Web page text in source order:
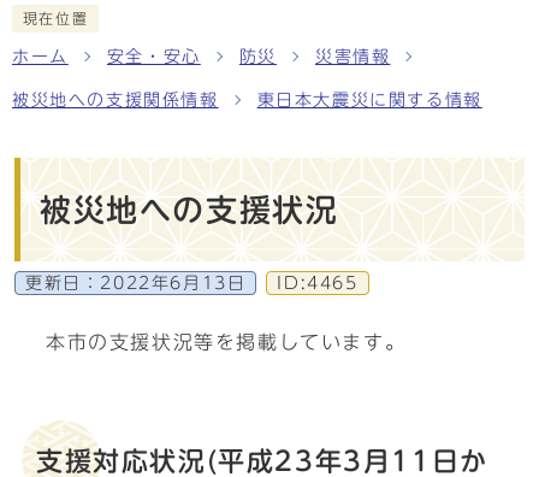
現在位置
ホーム 安全・安心 防災 災害情報
被災地への支援関係情報 東日本大震災に関する情報
被災地への支援状況
更新日： 2022年6月13日 ID:4465
本市の支援状況等を掲載しています。
支援対応状況(平成23年3月11日か